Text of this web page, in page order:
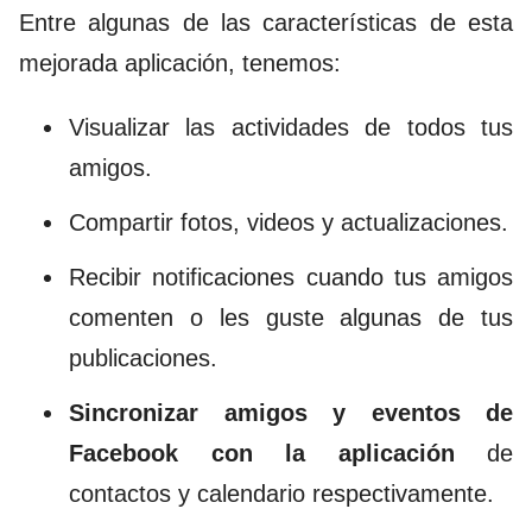
Entre algunas de las características de esta
mejorada aplicación, tenemos:
Visualizar las actividades de todos tus
amigos.
Compartir fotos, videos y actualizaciones.
Recibir notificaciones cuando tus amigos
comenten o les guste algunas de tus
publicaciones.
Sincronizar amigos y eventos de
Facebook con la aplicación de
contactos y calendario respectivamente.